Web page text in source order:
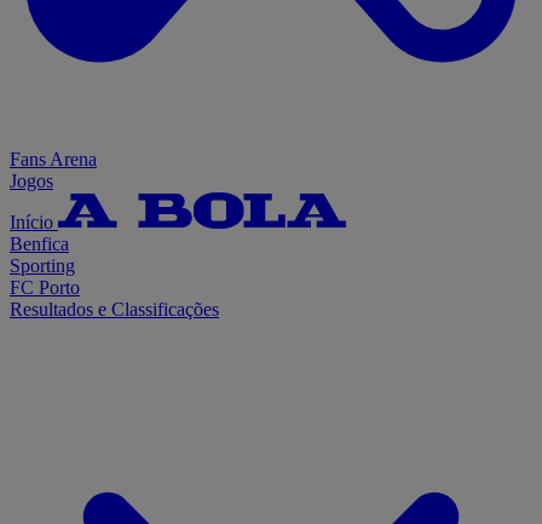
Fans Arena
Jogos
Início
Benfica
Sporting
FC Porto
Resultados e Classificações